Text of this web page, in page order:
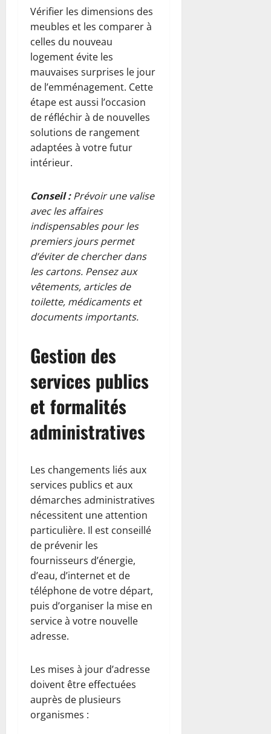
Vérifier les dimensions des
meubles et les comparer à
celles du nouveau
logement évite les
mauvaises surprises le jour
de l’emménagement. Cette
étape est aussi l’occasion
de réfléchir à de nouvelles
solutions de rangement
adaptées à votre futur
intérieur.
Conseil :Prévoir une valise
avec les affaires
indispensables pour les
premiers jours permet
d’éviter de chercher dans
les cartons. Pensez aux
vêtements, articles de
toilette, médicaments et
documents importants.
Gestion des
services publics
et formalités
administratives
Les changements liés aux
services publics et aux
démarches administratives
nécessitent une attention
particulière. Il est conseillé
de prévenir les
fournisseurs d’énergie,
d’eau, d’internet et de
téléphone de votre départ,
puis d’organiser la mise en
service à votre nouvelle
adresse.
Les mises à jour d’adresse
doivent être effectuées
auprès de plusieurs
organismes :